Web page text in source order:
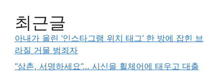
최근글
아내가 올린 ‘인스타그램 위치 태그’ 한 방에 잡힌 브
라질 거물 범죄자
“삼촌, 서명하세요”… 시신을 휠체어에 태우고 대출